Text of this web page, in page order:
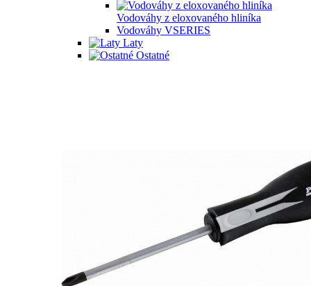
Vodováhy z eloxovaného hliníka
Vodováhy VSERIES
Laty
Ostatné